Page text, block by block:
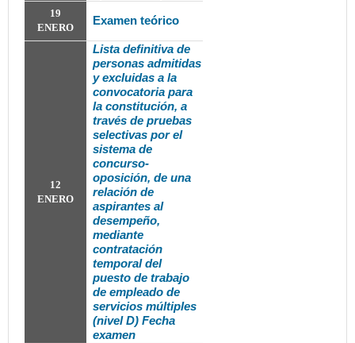
19
ENERO
Examen teórico
12
ENERO
Lista definitiva de
personas admitidas
y excluidas a la
convocatoria para
la constitución, a
través de pruebas
selectivas por el
sistema de
concurso-
oposición, de una
relación de
aspirantes al
desempeño,
mediante
contratación
temporal del
puesto de trabajo
de empleado de
servicios múltiples
(nivel D) Fecha
examen